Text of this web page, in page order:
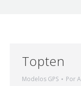
Topten
Modelos GPS Por